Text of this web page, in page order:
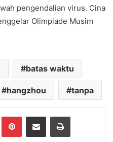
pengendalian virus. Cina
Olimpiade Musim
batas waktu
hangzhou tanpa
PinterestShare via Email Print